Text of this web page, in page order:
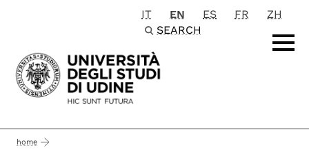
Passa al contenuto principale
IT EN ES FR
ZH
SEARCH
home